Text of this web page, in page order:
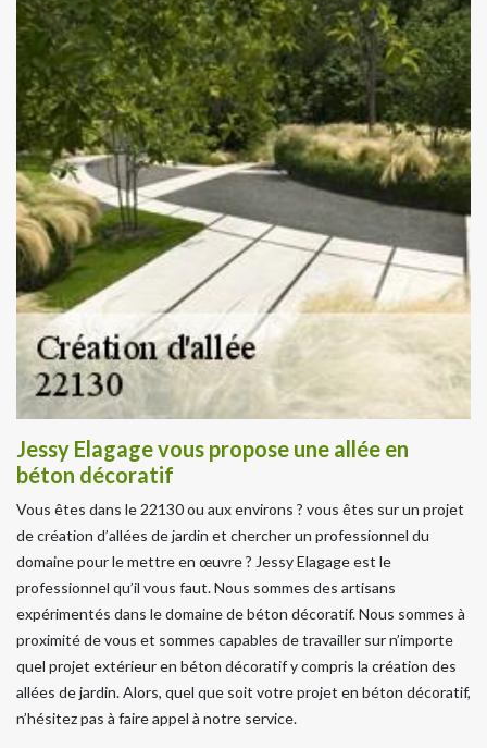
Jessy Elagage vous propose une allée en
béton décoratif
Vous êtes dans le 22130 ou aux environs ? vous êtes sur un projet
de création d’allées de jardin et chercher un professionnel du
domaine pour le mettre en œuvre ? Jessy Elagage est le
professionnel qu’il vous faut. Nous sommes des artisans
expérimentés dans le domaine de béton décoratif. Nous sommes à
proximité de vous et sommes capables de travailler sur n’importe
quel projet extérieur en béton décoratif y compris la création des
allées de jardin. Alors, quel que soit votre projet en béton décoratif,
n’hésitez pas à faire appel à notre service.